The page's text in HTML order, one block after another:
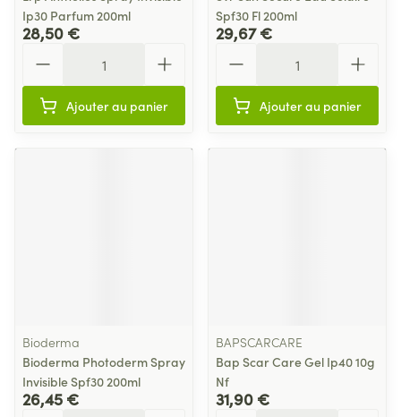
Ip30 Parfum 200ml
28,50 €
Ajouter au panier
Spf30 Fl 200ml
29,67 €
Ajouter au panier
Bioderma
Bioderma Photoderm Spray
Invisible Spf30 200ml
26,45 €
BAPSCARCARE
Bap Scar Care Gel Ip40 10g
Nf
31,90 €